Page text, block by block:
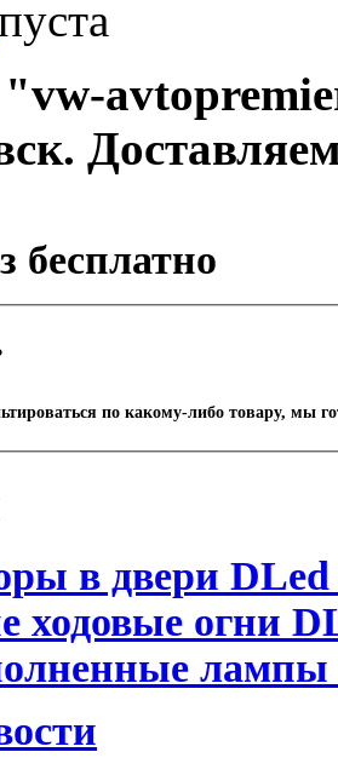
бесплатно
по какому-либо товару, мы
в двери DLed
ходовые огни